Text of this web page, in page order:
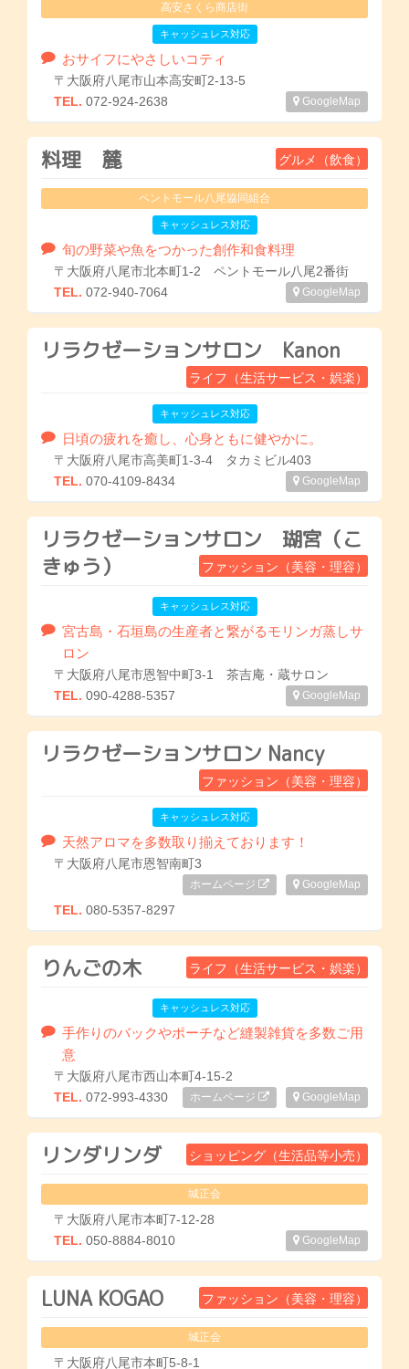
高安さくら商店街
キャッシュレス対応
おサイフにやさしいコティ
〒大阪府八尾市山本高安町2-13-5
GoogleMap
TEL. 072-924-2638
料理 麓 グルメ（飲食）
ペントモール八尾協同組合
キャッシュレス対応
旬の野菜や魚をつかった創作和食料理
〒大阪府八尾市北本町1-2 ペントモール八尾2番街
GoogleMap
TEL. 072-940-7064
リラクゼーションサロン Kanon
ライフ（生活サービス・娯楽）
キャッシュレス対応
日頃の疲れを癒し、心身ともに健やかに。
〒大阪府八尾市高美町1-3-4 タカミビル403
GoogleMap
TEL. 070-4109-8434
リラクゼーションサロン 瑚宮（こ
きゅう）
ファッション（美容・理容）
キャッシュレス対応
宮古島・石垣島の生産者と繋がるモリンガ蒸しサ
ロン
〒大阪府八尾市恩智中町3-1 茶吉庵・蔵サロン
GoogleMap
TEL. 090-4288-5357
リラクゼーションサロン Nancy
ファッション（美容・理容）
キャッシュレス対応
天然アロマを多数取り揃えております！
〒大阪府八尾市恩智南町3
GoogleMap
ホームページ
TEL. 080-5357-8297
りんごの木 ライフ（生活サービス・娯楽）
キャッシュレス対応
手作りのバックやポーチなど縫製雑貨を多数ご用
意
〒大阪府八尾市西山本町4-15-2
GoogleMap
ホームページ
TEL. 072-993-4330
リンダリンダ ショッピング（生活品等小売）
城正会
〒大阪府八尾市本町7-12-28
GoogleMap
TEL. 050-8884-8010
LUNA KOGAO ファッション（美容・理容）
城正会
〒大阪府八尾市本町5-8-1